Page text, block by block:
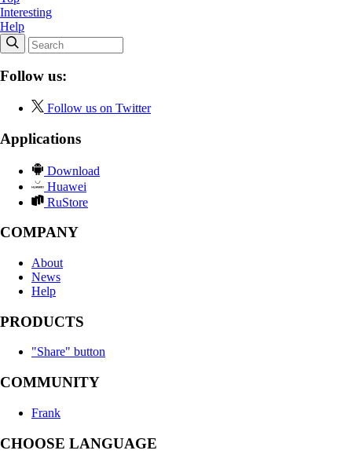
Interesting
Help
Follow us:
Follow us on Twitter
Applications
Download
Huawei
RuStore
COMPANY
About
News
Help
PRODUCTS
"Share" button
COMMUNITY
Frank
CHOOSE LANGUAGE